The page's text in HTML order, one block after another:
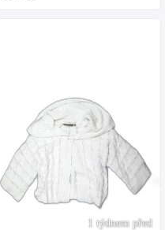
1 týdnem před